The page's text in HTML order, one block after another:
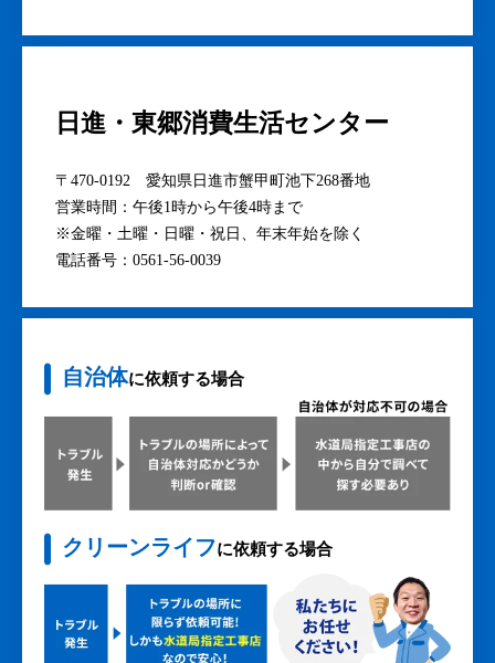
日進・東郷消費生活センター
〒470-0192 愛知県日進市蟹甲町池下268番地
営業時間：午後1時から午後4時まで
※金曜・土曜・日曜・祝日、年末年始を除く
電話番号：0561-56-0039
自治体に依頼する場合
クリーンライフに依頼する場合